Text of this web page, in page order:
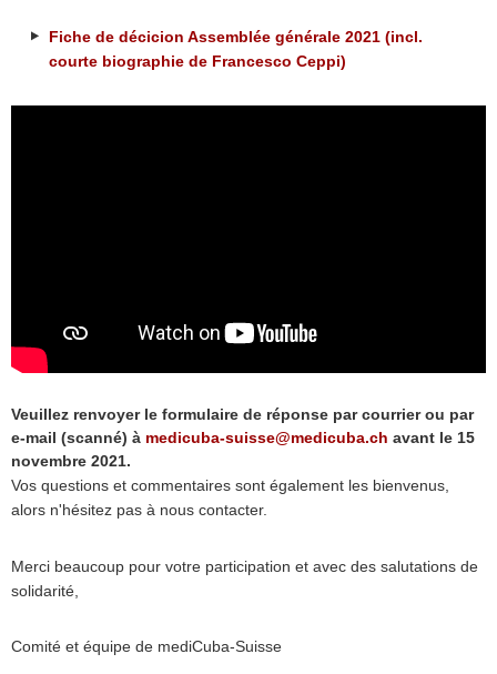
Fiche de décicion Assemblée générale 2021 (incl.
courte biographie de Francesco Ceppi)
Veuillez renvoyer le formulaire de réponse par courrier ou par
e-mail (scanné) à medicuba-suisse@medicuba.ch avant le 15
novembre 2021.
Vos questions et commentaires sont également les bienvenus,
alors n'hésitez pas à nous contacter.
Merci beaucoup pour votre participation et avec des salutations de
solidarité,
Comité et équipe de mediCuba-Suisse